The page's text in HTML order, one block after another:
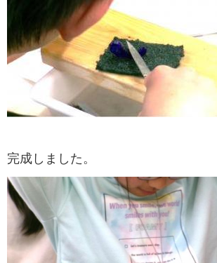
完成しました。